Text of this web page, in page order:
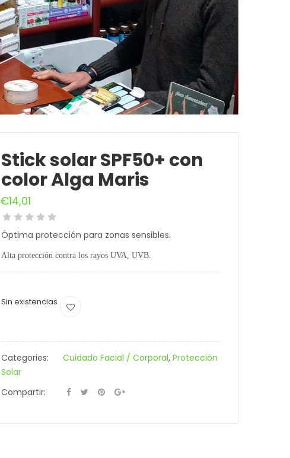
Stick solar SPF50+ con
color Alga Maris
€14,01
Óptima protección para zonas sensibles.
Alta protección contra los rayos UVA, UVB.
Sin existencias
Categories: Cuidado Facial / Corporal, Protección
Solar
Compartir: